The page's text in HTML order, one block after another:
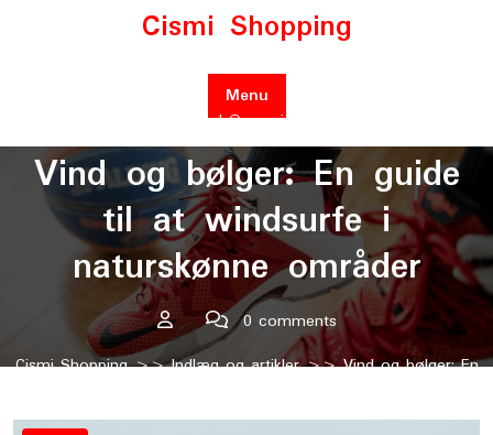
Cismi Shopping
Menu
Posted On maj 2, 2023
Vind og bølger: En guide
til at windsurfe i
naturskønne områder
0 comments
Cismi Shopping>>Indlæg og artikler>> Vind og bølger: En